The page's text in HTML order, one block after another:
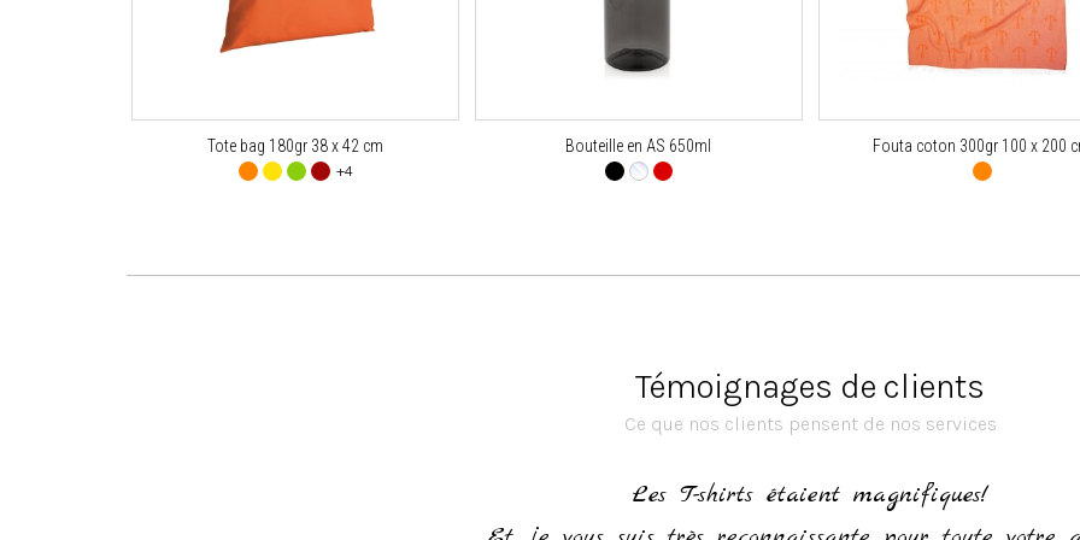
Tote bag 180gr 38 x 42 cm
+4
Bouteille en AS 650ml Fouta coton 300gr 100 x 200
Témoignages de clients
Ce que nos clients pensent de nos services
Les T-shirts étaient magnifiques!